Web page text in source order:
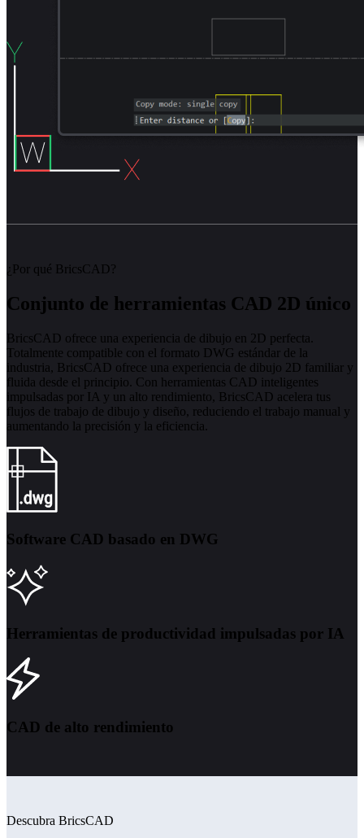
¿Por qué BricsCAD?
Conjunto de herramientas CAD 2D único
BricsCAD ofrece una experiencia de dibujo en 2D perfecta.
Totalmente compatible con el formato DWG estándar de la
industria, BricsCAD ofrece una experiencia de dibujo 2D familiar y
fluida desde el principio. Con herramientas CAD inteligentes
impulsadas por IA y un alto rendimiento, BricsCAD acelera tus
flujos de trabajo de dibujo y diseño, reduciendo el trabajo manual y
aumentando la precisión y la eficiencia.
Software CAD basado en DWG
Herramientas de productividad impulsadas por IA
CAD de alto rendimiento
Descubra BricsCAD